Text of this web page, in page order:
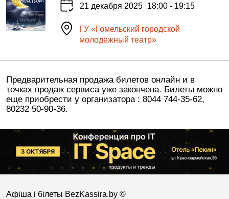
21 декабря 2025 18:00 - 19:15
ГУ «Гомельский городской
молодёжный театр»
Предварительная продажа билетов онлайн и в
точках продаж сервиса уже закончена. Билеты можно
еще приобрести у организатора : 8044 744-35-62,
80232 50-90-36.
Афіша і білеты BezKassira.by ©